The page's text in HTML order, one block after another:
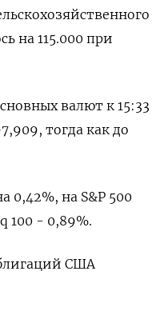
​на 115.000 ⁠при
валют к 15:33
тогда ‌как до
0,42%, на ‌S&P 500
100 - 0,89%.
США